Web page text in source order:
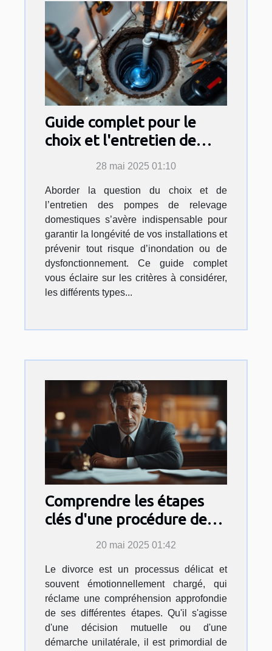
Guide complet pour le
choix et l'entretien de
pompes de relevage
28 mai 2025 01:10
Aborder la question du choix et de
l’entretien des pompes de relevage
domestiques s’avère indispensable pour
garantir la longévité de vos installations et
prévenir tout risque d’inondation ou de
dysfonctionnement. Ce guide complet
vous éclaire sur les critères à considérer,
les différents types...
Comprendre les étapes
clés d'une procédure de
20 mai 2025 01:42
Le divorce est un processus délicat et
souvent émotionnellement chargé, qui
réclame une compréhension approfondie
de ses différentes étapes. Qu'il s'agisse
d'une décision mutuelle ou d'une
démarche unilatérale, il est primordial de